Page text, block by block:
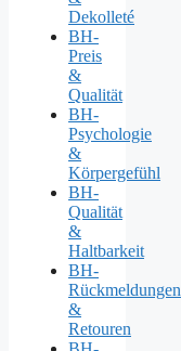
Dekolleté
BH-
Preis
&
Qualität
BH-
Psychologie
&
Körpergefühl
BH-
Qualität
&
Haltbarkeit
BH-
Rückmeldungen
&
Retouren